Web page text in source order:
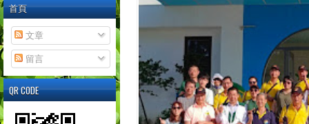
首頁
文章
留言
QR CODE